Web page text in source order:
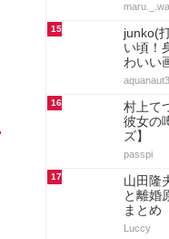
15
junko(
い頃！
わいい
16
村上て
彼女の
ズ】
passpi
17
山田隆
と離婚
まとめ
Luccy